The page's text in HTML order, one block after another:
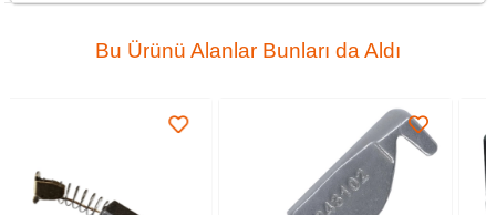
Bu Ürünü Alanlar Bunları da Aldı